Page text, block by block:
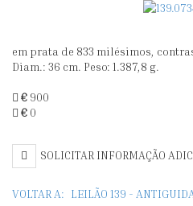
TABULEIRO
GRADINHA
em prata de 833 milésimos,
Diam.: 36 cm. Peso: 1.387,8 g.
€ 900
€ 0
SOLICITAR INFORMAÇÃO
VOLTAR A: LEILÃO 139 -